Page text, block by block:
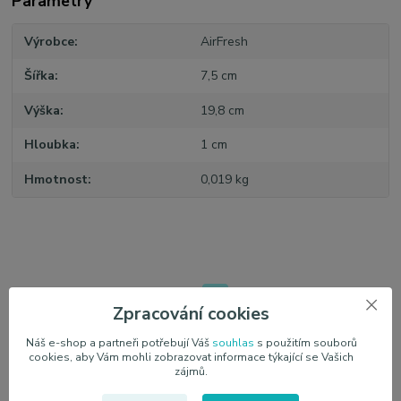
Výrobce AirFresh
Šířka 7,5 cm
Výška 19,8 cm
Hloubka 1 cm
Hmotnost 0,019 kg
Zpracování cookies
Náš e-shop a partneři potřebují Váš souhlas s použitím souborů
cookies, aby Vám mohli zobrazovat informace týkající se Vašich
zájmů.